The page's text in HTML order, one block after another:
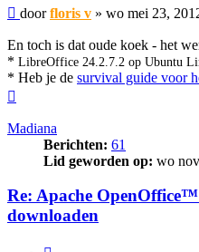
Bericht
doorfloris v » wo mei 23,
En toch is dat oude koek - het
* LibreOffice 24.2.7.2 op Ubuntu
* Heb je de survival guide voor
Madiana
Berichten: 61
Lid geworden op: wo
Re: Apache
downloaden